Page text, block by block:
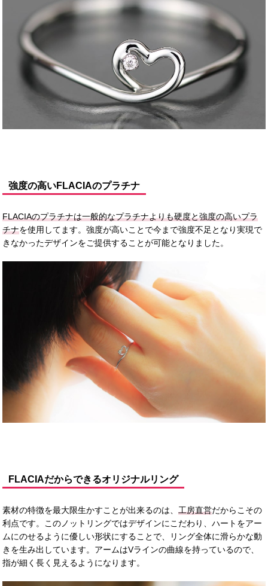
強度の高いFLACIAのプラチナ
FLACIAのプラチナは一般的なプラチナよりも硬度と強度の高いプラ
チナを使用してます。強度が高いことで今まで強度不足となり実現で
きなかったデザインをご提供することが可能となりました。
FLACIAだからできるオリジナルリング
素材の特徴を最大限生かすことが出来るのは、工房直営だからこその
利点です。このノットリングではデザインにこだわり、ハートをアー
ムにのせるように優しい形状にすることで、リング全体に滑らかな動
きを生み出しています。アームはVラインの曲線を持っているので、
指が細く長く見えるようになります。